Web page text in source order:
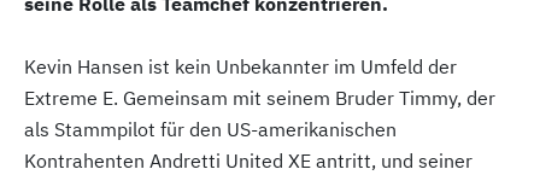
Kevin Hansen ist kein Unbekannter im Umfeld der
Extreme E. Gemeinsam mit seinem Bruder Timmy, der
als Stammpilot für den US-amerikanischen
Kontrahenten Andretti United XE antritt, und seiner